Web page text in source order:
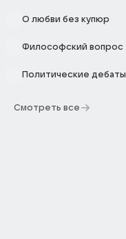
О любви без купюр
Философский вопрос
Политические дебаты
Смотреть все